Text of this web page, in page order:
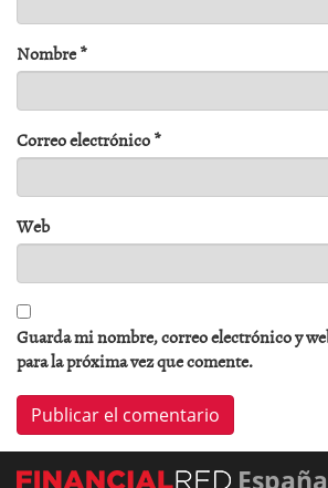
Nombre*
Correo electrónico*
Web
Guarda mi nombre, correo electrónico y
para la próxima vez que comente.
España